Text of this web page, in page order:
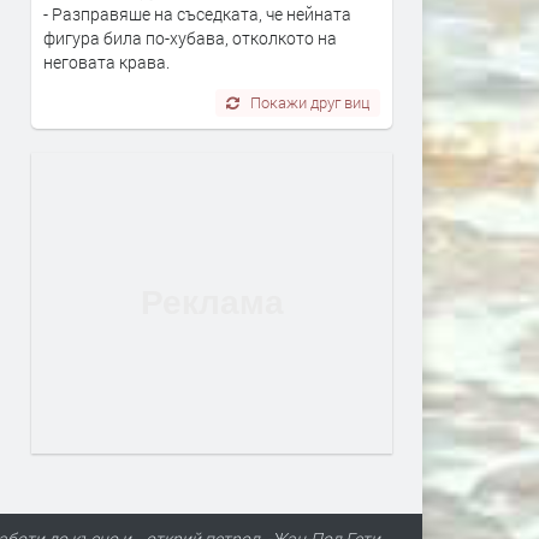
- Разправяше на съседката, че нейната
фигура била по-хубава, отколкото на
неговата крава.
Покажи друг виц